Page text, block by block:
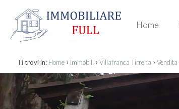
Home
Ti trovi in: Home › Immobili › Villafranca Tirrena › Vendita